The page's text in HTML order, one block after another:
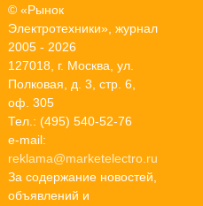
© «Рынок
Электротехники», журнал
2005 - 2026
127018, г. Москва, ул.
Полковая, д. 3, стр. 6,
оф. 305
Тел.: (495) 540-52-76
e-mail:
reklama@marketelectro.ru
За содержание новостей,
объявлений и